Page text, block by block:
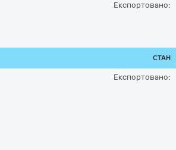
Експортовано:
СТАН
Експортовано: